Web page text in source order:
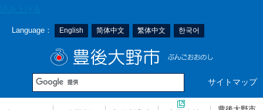
Language： English 简体中文 繁体中文 한국어
サイトマップ